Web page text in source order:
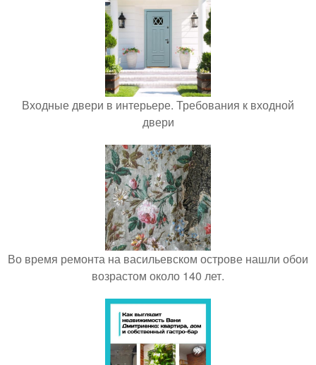
Входные двери в интерьере. Требования к входной
двери
Во время ремонта на васильевском острове нашли обои
возрастом около 140 лет.